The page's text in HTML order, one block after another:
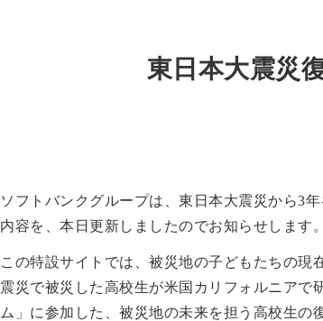
東日本大震災
ソフトバンクグループは、東日本大震災から3
内容を、本日更新しましたのでお知らせします。
この特設サイトでは、被災地の子どもたちの
震災で被災した高校生が米国カリフォルニアで
ム」に参加した、被災地の未来を担う高校生